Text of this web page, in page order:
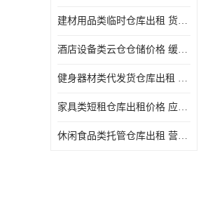
建材用品类临时仓库出租 货物装卸方便 仓储供应链配套
酒店设备类云仓仓储价格 缓解企业储存压力 智能电商配套
健身器材类代发货仓库出租 租期灵活 新媒体平台配套
家具类短租仓库出租价格 应用广泛 智能电商配套
休闲食品类托管仓库出租 营造良好环境氛围 垂直电商配套